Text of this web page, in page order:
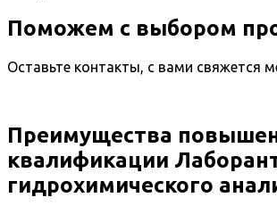
Поможем с выбором
Оставьте контакты, с вами свяжется
Преимущества
квалификации
гидрохимического